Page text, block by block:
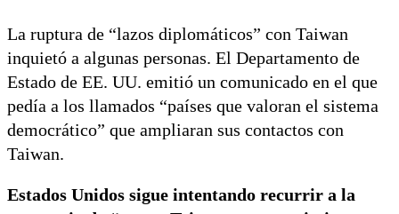
La ruptura de “lazos diplomáticos” con Taiwan
inquietó a algunas personas. El Departamento de
Estado de EE. UU. emitió un comunicado en el que
pedía a los llamados “países que valoran el sistema
democrático” que ampliaran sus contactos con
Taiwan.
Estados Unidos sigue intentando recurrir a la